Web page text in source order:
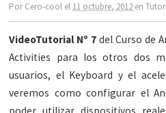
PorCero-cool el 11 octubre, 2012 en
VideoTutorial Nº 7 del Curso de
Activities para los otros dos
usuarios, el Keyboard y el
veremos como configurar el